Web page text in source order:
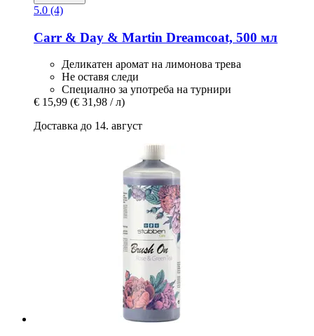
5.0 (4)
Carr & Day & Martin Dreamcoat, 500 мл
Деликатен аромат на лимонова трева
Не оставя следи
Специално за употреба на турнири
€ 15,99 (€ 31,98 / л)
Доставка до 14. август